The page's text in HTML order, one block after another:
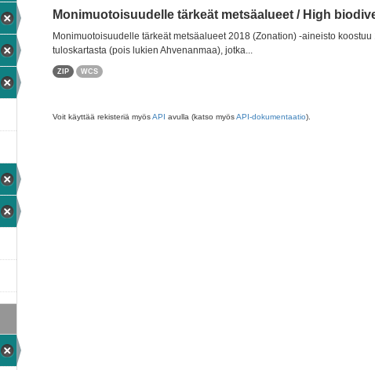
Monimuotoisuudelle tärkeät metsäalueet / High
Monimuotoisuudelle tärkeät metsäalueet 2018 (Zonation) -aineisto
tuloskartasta (pois lukien Ahvenanmaa), jotka...
ZIP WCS
Voit käyttää rekisteriä myösAPI avulla (katso myösAPI-dokumentaatio).